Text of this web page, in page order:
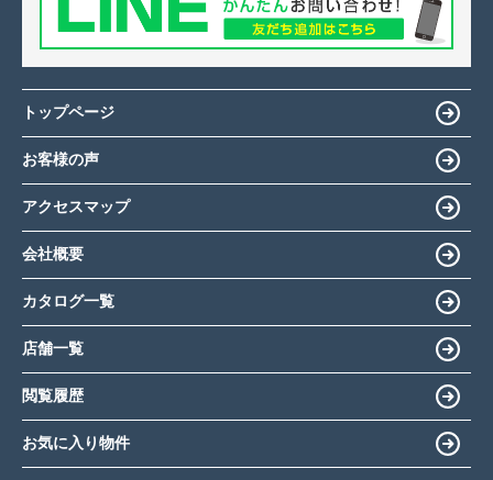
トップページ
お客様の声
アクセスマップ
会社概要
カタログ一覧
店舗一覧
閲覧履歴
お気に入り物件